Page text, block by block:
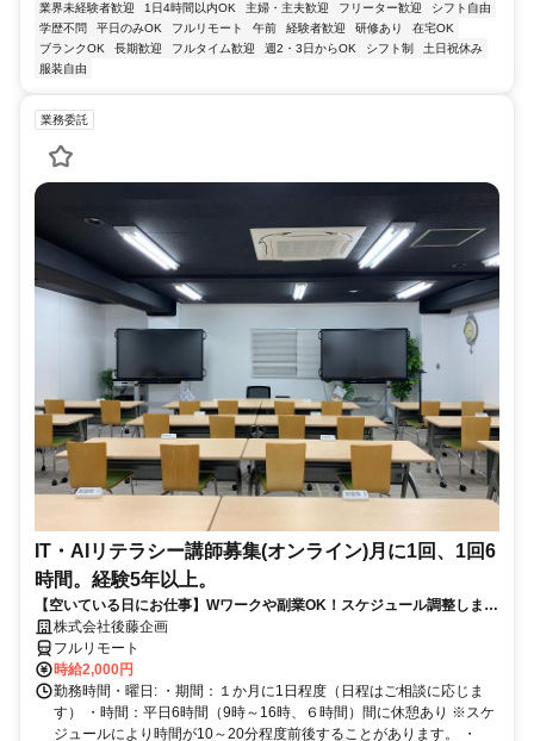
業界未経験者歓迎 1日4時間以内OK 主婦・主夫歓迎 フリーター歓迎
シフト自由
学歴不問
平日のみOK フルリモート 午前 経験者歓迎 研修あり
在宅OK
ブランクOK
長期歓迎 フルタイム歓迎 週2・3日からOK シフト制
土日祝休み
服装自由
業務委託
IT・AIリテラシー講師募集(オンライン)月に1回、1回6
時間。経験5年以上。
【空いている日にお仕事】Wワークや副業OK！スケジュール調整しま
す。自身のスキルアップにも！（服装髪型自由）
株式会社後藤企画
フルリモート
時給2,000円
勤務時間・曜日: ・期間：１か月に1日程度（日程はご相談に応じま
す） ・時間：平日6時間（9時～16時、６時間）間に休憩あり ※スケ
ジュールにより時間が10～20分程度前後することがあります。 ・